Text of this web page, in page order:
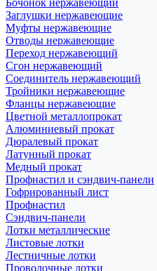
Бочонок нержавеющий
Заглушки нержавеющие
Муфты нержавеющие
Отводы нержавеющие
Переход нержавеющий
Сгон нержавеющий
Соединитель нержавеющий
Тройники нержавеющие
Фланцы нержавеющие
Цветной металлопрокат
Алюминиевый прокат
Дюралевый прокат
Латунный прокат
Медный прокат
Профнастил и сэндвич-панели
Гофрированный лист
Профнастил
Сэндвич-панели
Лотки металлические
Листовые лотки
Лестничные лотки
Проволочные лотки